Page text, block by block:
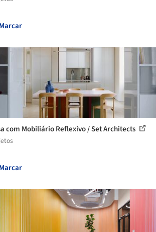
Marcar
com Mobiliário Reflexivo / Set Architects
Marcar